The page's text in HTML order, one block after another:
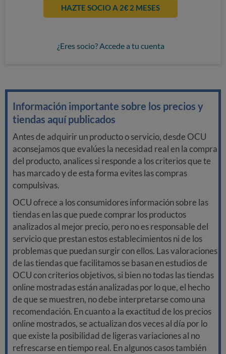
HAZTE SOCIO A 2€ 2 MESES
¿Eres socio? Accede a tu cuenta
Información importante sobre los precios y
tiendas aquí publicados
Antes de adquirir un producto o servicio, desde OCU
aconsejamos que evalúes la necesidad real en la compra
del producto, analices si responde a los criterios que te
has marcado y de esta forma evites las compras
compulsivas.
OCU ofrece a los consumidores información sobre las
tiendas en las que puede comprar los productos
analizados al mejor precio, pero no es responsable del
servicio que prestan estos establecimientos ni de los
problemas que puedan surgir con ellos. Las valoraciones
de las tiendas que facilitamos se basan en estudios de
OCU con criterios objetivos, si bien no todas las tiendas
online mostradas están analizadas por lo que, el hecho
de que se muestren, no debe interpretarse como una
recomendación. En cuanto a la exactitud de los precios
online mostrados, se actualizan dos veces al día por lo
que existe la posibilidad de ligeras variaciones al no
refrescarse en tiempo real. En algunos casos también